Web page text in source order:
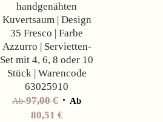
handgenähten
Kuvertsaum | Design
35 Fresco | Farbe
Azzurro | Servietten-
Set mit 4, 6, 8 oder 10
Stück | Warencode
63025910
Ab97,00€ Ab
80,51 €